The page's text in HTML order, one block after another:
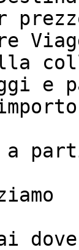
e
a